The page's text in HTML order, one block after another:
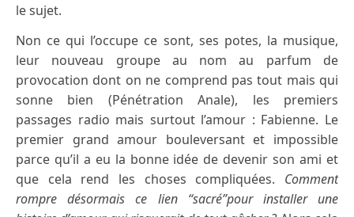
le sujet.
Non ce qui l’occupe ce sont, ses potes, la musique,
leur nouveau groupe au nom au parfum de
provocation dont on ne comprend pas tout mais qui
sonne bien (Pénétration Anale), les premiers
passages radio mais surtout l’amour : Fabienne. Le
premier grand amour bouleversant et impossible
parce qu’il a eu la bonne idée de devenir son ami et
que cela rend les choses compliquées. Comment
rompre désormais ce lien “sacré”pour installer une